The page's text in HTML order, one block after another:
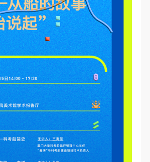
使用和在互联网上传播，同意按相
相关权益。
馆活动安全免责协议书
、自愿参加与退出、风险与责任自
有风险，参加者应有必要的风险意
须遵守中华人民共和国的相关法
循道德和社会公德规范，并应该具
友爱、互相帮助和助人为乐的良好
使用和在互联网上传播，同意按相
相关权益。
馆活动安全免责协议书
、自愿参加与退出、风险与责任自
有风险，参加者应有必要的风险意
须遵守中华人民共和国的相关法
循道德和社会公德规范，并应该具
友爱、互相帮助和助人为乐的良好
使用和在互联网上传播，同意按相
相关权益。
馆活动安全免责协议书
、自愿参加与退出、风险与责任自
有风险，参加者应有必要的风险意
须遵守中华人民共和国的相关法
循道德和社会公德规范，并应该具
友爱、互相帮助和助人为乐的良好